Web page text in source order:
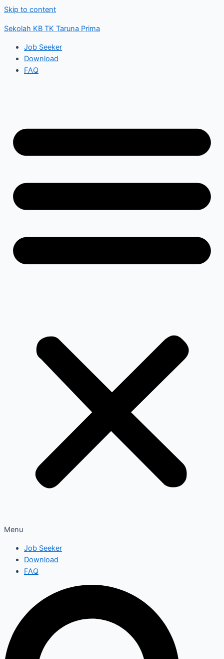
Skip to content
Sekolah KB TK Taruna Prima
Job Seeker
Download
FAQ
Menu
Job Seeker
Download
FAQ